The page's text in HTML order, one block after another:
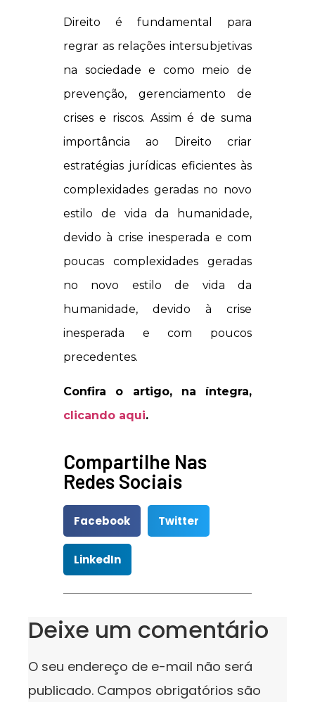
Direito é fundamental para
regrar as relações intersubjetivas
na sociedade e como meio de
prevenção, gerenciamento de
crises e riscos. Assim é de suma
importância ao Direito criar
estratégias jurídicas eficientes às
complexidades geradas no novo
estilo de vida da humanidade,
devido à crise inesperada e com
poucas complexidades geradas
no novo estilo de vida da
humanidade, devido à crise
inesperada e com poucos
precedentes.
Confira o artigo, na íntegra,
clicando aqui.
Compartilhe Nas
Redes Sociais
Facebook Twitter
LinkedIn
Deixe um comentário
O seu endereço de e-mail não será
publicado. Campos obrigatórios são